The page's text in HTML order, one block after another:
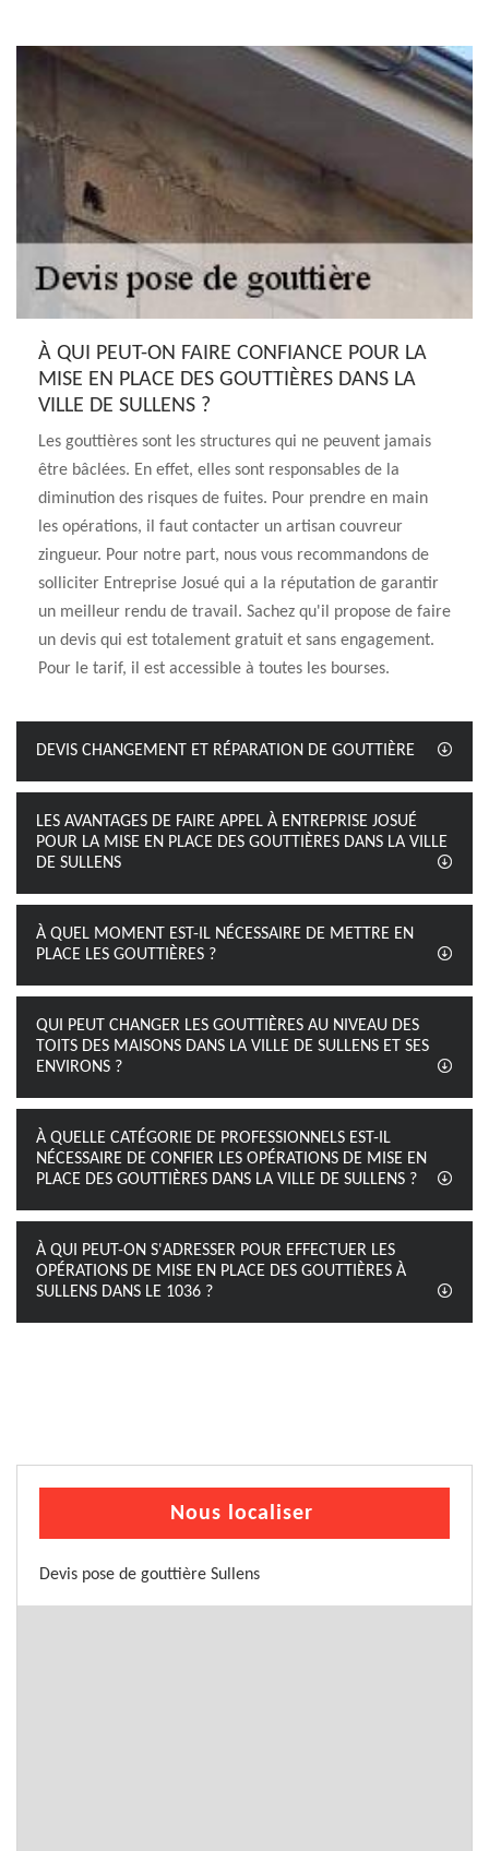
À QUI PEUT-ON FAIRE CONFIANCE POUR LA
MISE EN PLACE DES GOUTTIÈRES DANS LA
VILLE DE SULLENS ?
Les gouttières sont les structures qui ne peuvent jamais
être bâclées. En effet, elles sont responsables de la
diminution des risques de fuites. Pour prendre en main
les opérations, il faut contacter un artisan couvreur
zingueur. Pour notre part, nous vous recommandons de
solliciter Entreprise Josué qui a la réputation de garantir
un meilleur rendu de travail. Sachez qu'il propose de faire
un devis qui est totalement gratuit et sans engagement.
Pour le tarif, il est accessible à toutes les bourses.
DEVIS CHANGEMENT ET RÉPARATION DE GOUTTIÈRE
LES AVANTAGES DE FAIRE APPEL À ENTREPRISE JOSUÉ
POUR LA MISE EN PLACE DES GOUTTIÈRES DANS LA VILLE
DE SULLENS
À QUEL MOMENT EST-IL NÉCESSAIRE DE METTRE EN
PLACE LES GOUTTIÈRES ?
QUI PEUT CHANGER LES GOUTTIÈRES AU NIVEAU DES
TOITS DES MAISONS DANS LA VILLE DE SULLENS ET SES
ENVIRONS ?
À QUELLE CATÉGORIE DE PROFESSIONNELS EST-IL
NÉCESSAIRE DE CONFIER LES OPÉRATIONS DE MISE EN
PLACE DES GOUTTIÈRES DANS LA VILLE DE SULLENS ?
À QUI PEUT-ON S'ADRESSER POUR EFFECTUER LES
OPÉRATIONS DE MISE EN PLACE DES GOUTTIÈRES À
SULLENS DANS LE 1036 ?
Nous localiser
Devis pose de gouttière Sullens